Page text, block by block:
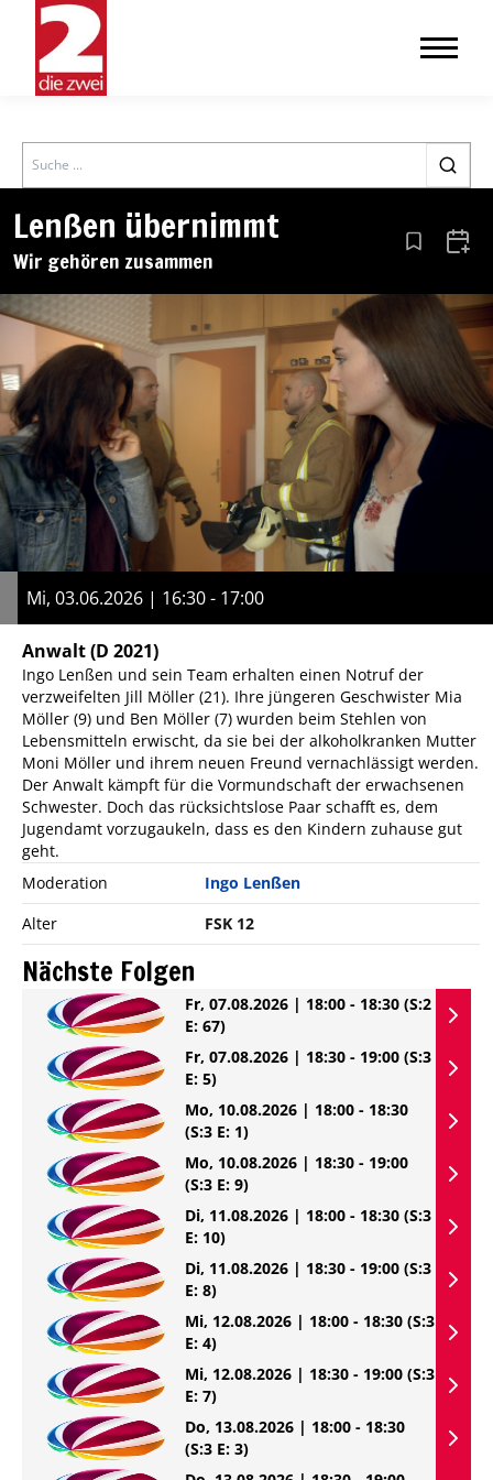
Search
Lenßen übernimmt
Wir gehören zusammen Aus den
Mi, 03.06.2026 | 16:30 - 17:00
Anwalt(D 2021)
Ingo Lenßen und sein Team erhalten einen Notruf der
verzweifelten Jill Möller (21). Ihre jüngeren Geschwister Mia
Möller (9) und Ben Möller (7) wurden beim Stehlen von
Lebensmitteln erwischt, da sie bei der alkoholkranken Mutter
Moni Möller und ihrem neuen Freund vernachlässigt werden.
Der Anwalt kämpft für die Vormundschaft der erwachsenen
Schwester. Doch das rücksichtslose Paar schafft es, dem
Jugendamt vorzugaukeln, dass es den Kindern zuhause gut
geht.
Moderation
Ingo Lenßen
Alter
FSK 12
Nächste Folgen
Fr, 07.08.2026 | 18:00 - 18:30 (S:2
E: 67)
Fr, 07.08.2026 | 18:30 - 19:00 (S:3
E: 5)
Mo, 10.08.2026 | 18:00 - 18:30
(S:3 E: 1)
Mo, 10.08.2026 | 18:30 - 19:00
(S:3 E: 9)
Di, 11.08.2026 | 18:00 - 18:30 (S:3
E: 10)
Di, 11.08.2026 | 18:30 - 19:00 (S:3
E: 8)
Mi, 12.08.2026 | 18:00 - 18:30 (S:3
E: 4)
Mi, 12.08.2026 | 18:30 - 19:00 (S:3
E: 7)
Do, 13.08.2026 | 18:00 - 18:30
(S:3 E: 3)